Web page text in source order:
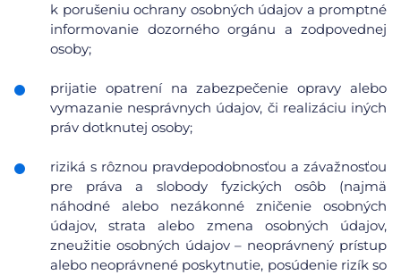
k porušeniu ochrany osobných údajov a promptné
informovanie dozorného orgánu a zodpovednej
osoby;
prijatie opatrení na zabezpečenie opravy alebo
vymazanie nesprávnych údajov, či realizáciu iných
práv dotknutej osoby;
riziká s rôznou pravdepodobnosťou a závažnosťou
pre práva a slobody fyzických osôb (najmä
náhodné alebo nezákonné zničenie osobných
údajov, strata alebo zmena osobných údajov,
zneužitie osobných údajov – neoprávnený prístup
alebo neoprávnené poskytnutie, posúdenie rizík so